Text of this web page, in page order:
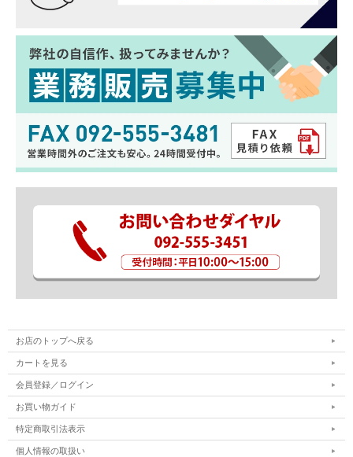
お店のトップへ戻る
カートを見る
会員登録／ログイン
お買い物ガイド
特定商取引法表示
個人情報の取扱い